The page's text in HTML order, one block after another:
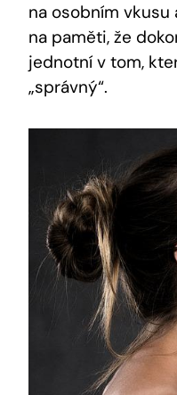
na osobním vkusu
na paměti, že
jednotní v tom,
„správný“.